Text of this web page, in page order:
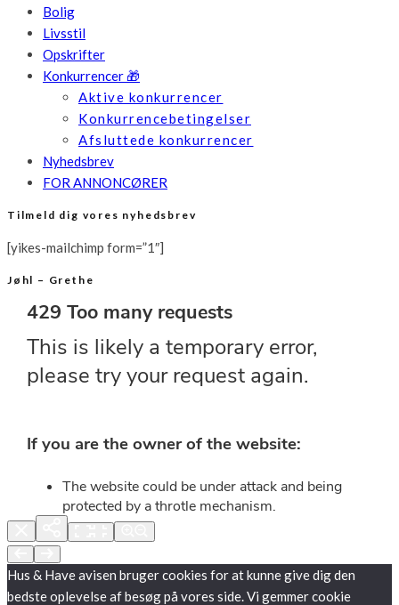
Bolig
Livsstil
Opskrifter
Konkurrencer 🎁
Aktive konkurrencer
Konkurrencebetingelser
Afsluttede konkurrencer
Nyhedsbrev
FOR ANNONCØRER
Tilmeld dig vores nyhedsbrev
[yikes-mailchimp form=”1″]
Jøhl – Grethe
Hus & Have avisen bruger cookies for at kunne give dig den
bedste oplevelse af besøg på vores side. Vi gemmer cookie